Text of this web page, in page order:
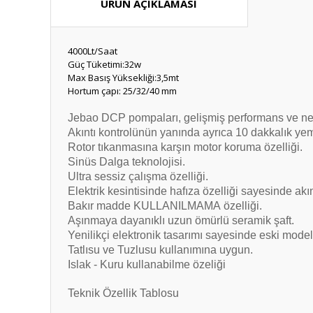
ÜRÜN AÇIKLAMASI
4000Lt/Saat
Güç Tüketimi:32w
Max Basış Yüksekliği:3,5mt
Hortum çapı: 25/32/40 mm
Jebao DCP pompaları, gelişmiş performans ve
Akıntı kontrolünün yanında ayrıca 10 dakkalık
Rotor tıkanmasına karşın motor koruma özelliği.
Sinüs Dalga teknolojisi.
Ultra sessiz çalışma özelliği.
Elektrik kesintisinde hafıza özelliği sayesinde
Bakır madde KULLANILMAMA özelliği.
Aşınmaya dayanıklı uzun ömürlü seramik şaft.
Yenilikçi elektronik tasarımı sayesinde eski
Tatlısu ve Tuzlusu kullanımına uygun.
Islak - Kuru kullanabilme özeliği
Teknik Özellik Tablosu